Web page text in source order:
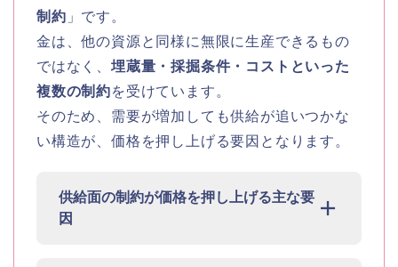
制約 」です。
金は、他の資源と同様に無限に生産できるもの
ではなく、 埋蔵量・採掘条件・コストといった
複数の制約を受けています。
そのため、需要が増加しても供給が追いつかな
い構造が、価格を押し上げる要因となります。
供給面の制約が価格を押し上げる主な要
因